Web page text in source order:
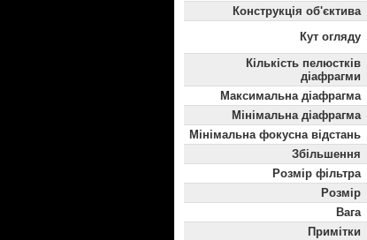
Конструкція об'єктива
Кут огляду
Кількість пелюстків
діафрагми
Максимальна діафрагма
Мінімальна діафрагма
Мінімальна фокусна відстань
Збільшення
Розмір фільтра
Розмір
Вага
Примітки